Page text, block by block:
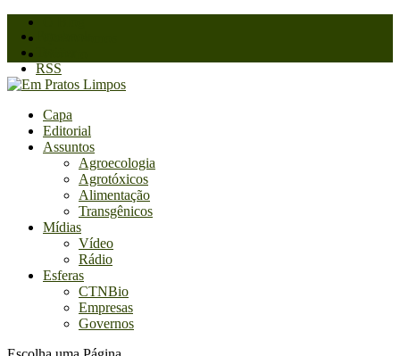
RSS
Capa
Editorial
Assuntos
Agroecologia
Agrotóxicos
Alimentação
Transgênicos
Mídias
Vídeo
Rádio
Esferas
CTNBio
Empresas
Governos